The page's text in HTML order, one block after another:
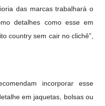
das marcas trabalhará o
detalhes como esse em
country sem cair no clichê”,
incorporar esse
em jaquetas, bolsas ou